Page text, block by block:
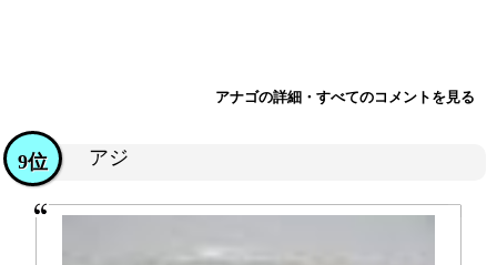
アナゴの詳細・すべてのコメントを見る
アジ
9位